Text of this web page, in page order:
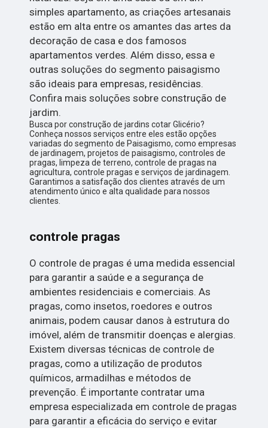
simples apartamento, as criações artesanais
estão em alta entre os amantes das artes da
decoração de casa e dos famosos
apartamentos verdes. Além disso, essa e
outras soluções do segmento paisagismo
são ideais para empresas, residências.
Confira mais soluções sobre construção de
jardim.
Busca por construção de jardins cotar Glicério?
Conheça nossos serviços entre eles estão opções
variadas do segmento de Paisagismo, como empresas
de jardinagem, projetos de paisagismo, controles de
pragas, limpeza de terreno, controle de pragas na
agricultura, controle pragas e serviços de jardinagem.
Garantimos a satisfação dos clientes através de um
atendimento único e alta qualidade para nossos
clientes.
controle pragas
O controle de pragas é uma medida essencial
para garantir a saúde e a segurança de
ambientes residenciais e comerciais. As
pragas, como insetos, roedores e outros
animais, podem causar danos à estrutura do
imóvel, além de transmitir doenças e alergias.
Existem diversas técnicas de controle de
pragas, como a utilização de produtos
químicos, armadilhas e métodos de
prevenção. É importante contratar uma
empresa especializada em controle de pragas
para garantir a eficácia do serviço e evitar